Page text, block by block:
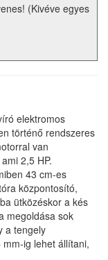
(Kivéve egyes
elektromos
történő rendszeres
van
2,5 HP.
43 cm-es
központosító,
ütközéskor a kés
megoldása sok
a tengely
ig lehet állítani,